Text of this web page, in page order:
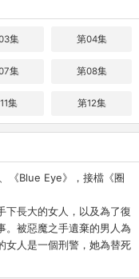
集 第04集
集 第08集
集 第12集
《Blue Eye》，接檔《圈
下長大的女人，以及為了復
。被惡魔之手遺棄的男人為
女人是一個刑警，她為替死